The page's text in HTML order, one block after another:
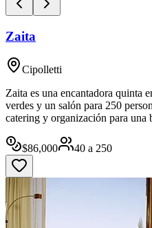
Zaita
Cipolletti
Zaita es una encantadora quinta
verdes y un salón para 250
catering y organización para una
$86,000 40 a 250